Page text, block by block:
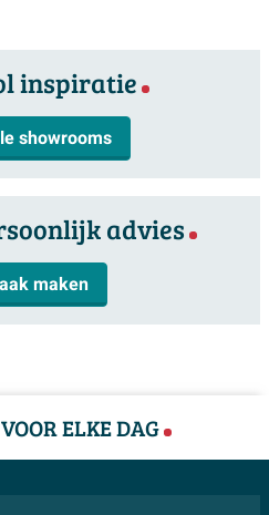
inspiratie
showrooms
advies
maken
ELKE DAG